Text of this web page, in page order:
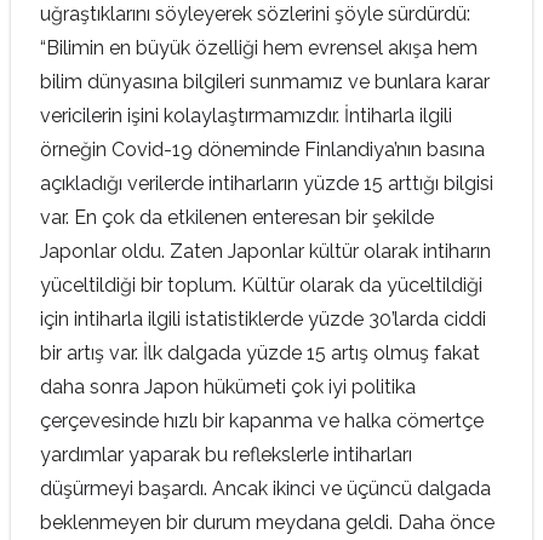
uğraştıklarını söyleyerek sözlerini şöyle sürdürdü:
“Bilimin en büyük özelliği hem evrensel akışa hem
bilim dünyasına bilgileri sunmamız ve bunlara karar
vericilerin işini kolaylaştırmamızdır. İntiharla ilgili
örneğin Covid-19 döneminde Finlandiya’nın basına
açıkladığı verilerde intiharların yüzde 15 arttığı bilgisi
var. En çok da etkilenen enteresan bir şekilde
Japonlar oldu. Zaten Japonlar kültür olarak intiharın
yüceltildiği bir toplum. Kültür olarak da yüceltildiği
için intiharla ilgili istatistiklerde yüzde 30’larda ciddi
bir artış var. İlk dalgada yüzde 15 artış olmuş fakat
daha sonra Japon hükümeti çok iyi politika
çerçevesinde hızlı bir kapanma ve halka cömertçe
yardımlar yaparak bu reflekslerle intiharları
düşürmeyi başardı. Ancak ikinci ve üçüncü dalgada
beklenmeyen bir durum meydana geldi. Daha önce